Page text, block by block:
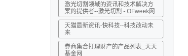
激光切割领域的资讯和技术解决方
案的提供者--激光切割 - OFweek网
天猫最新资讯-快科技--科技改动未
来
券商集合打理财产的产品列表_天天
基金网